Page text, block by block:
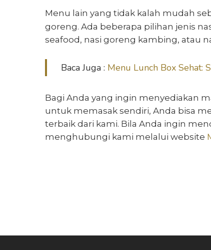
Menu lain yang tidak kalah mudah
goreng. Ada beberapa pilihan jenis
seafood, nasi goreng kambing, atau
Baca Juga : Menu Lunch Box Sehat:
Bagi Anda yang ingin menyediakan
untuk memasak sendiri, Anda bisa
terbaik dari kami. Bila Anda ingin
menghubungi kami melalui website